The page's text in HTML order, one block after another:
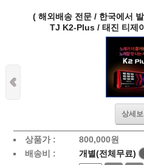
( 해외배송 전문 / 한국에서
TJ K2-Plus / 태진 티제
상세보
상품가 : 800,000원
배송비 :
개별(전체무료)